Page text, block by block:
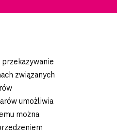
związanych
umożliwia
można